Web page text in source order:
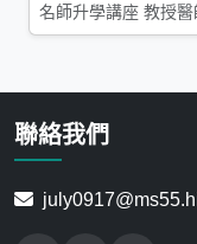
名師升學講座 教授
聯絡我們